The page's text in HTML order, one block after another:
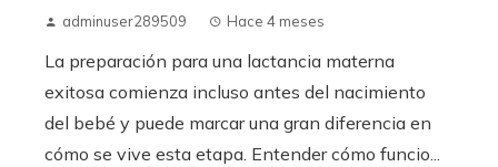
adminuser289509 Hace 4 meses
La preparación para una lactancia materna
exitosa comienza incluso antes del nacimiento
del bebé y puede marcar una gran diferencia en
cómo se vive esta etapa. Entender cómo funcio...